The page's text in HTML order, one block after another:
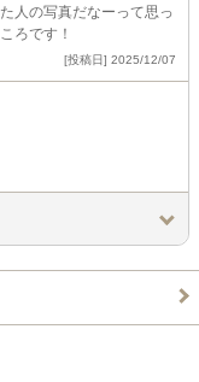
人の写真だなーって思っ
ろです！
[投稿日] 2025/12/07